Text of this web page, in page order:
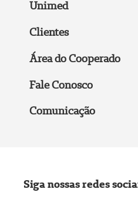
Unimed
Clientes
Área do Cooperado
Fale Conosco
Comunicação
Siga nossas redes